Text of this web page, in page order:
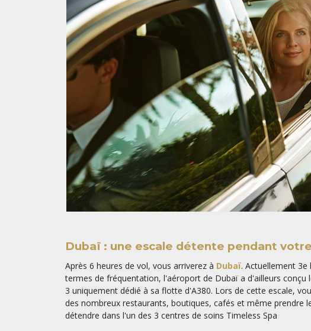
Dubaï : une escale détente pendant
Après 6 heures de vol, vous arriverez à Dubaï. Actuellement 3e
termes de fréquentation, l'aéroport de Dubaï a d'ailleurs conçu
3 uniquement dédié à sa flotte d'A380. Lors de cette escale,
des nombreux restaurants, boutiques, cafés et même prendre
détendre dans l'un des 3 centres de soins Timeless Spa